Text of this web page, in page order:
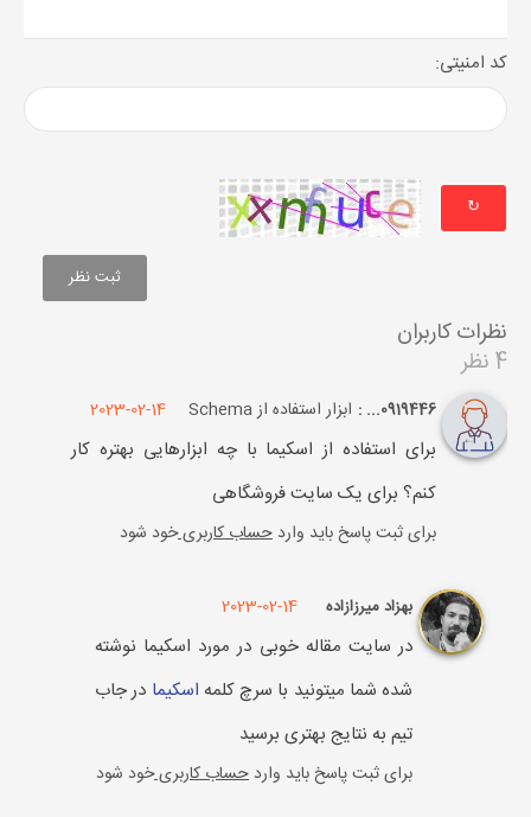
کد امنیتی:
↻
نظرات کاربران
4 نظر
0919446... : ابزار استفاده از Schema 2023-02-14
برای استفاده از اسکیما با چه ابزارهایی بهتره کار
کنم؟ برای یک سایت فروشگاهی
برای ثبت پاسخ باید وارد حساب کاربریخود شود
بهزاد میرزازاده 2023-02-14
در سایت مقاله خوبی در مورد اسکیما نوشته
شده شما میتونید با سرچ کلمه اسکیما در جاب
تیم به نتایج بهتری برسید
برای ثبت پاسخ باید وارد حساب کاربریخود شود